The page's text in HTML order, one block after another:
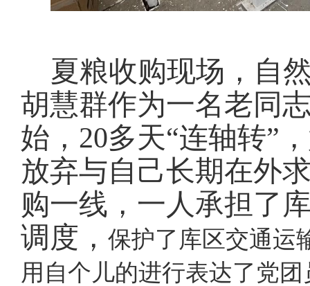
夏粮收购现场，自
胡慧群作为一名老同
始，20多天“连轴转”
放弃与自己长期在外
购一线，一人承担了
调度， 保护了库区交通运
用自个儿的进行表达了党